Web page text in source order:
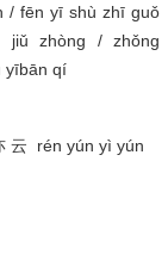
/ fēn yī shù zhī guǒ
zhòng / zhǒng
yībān qí
云 rén yún yì yún